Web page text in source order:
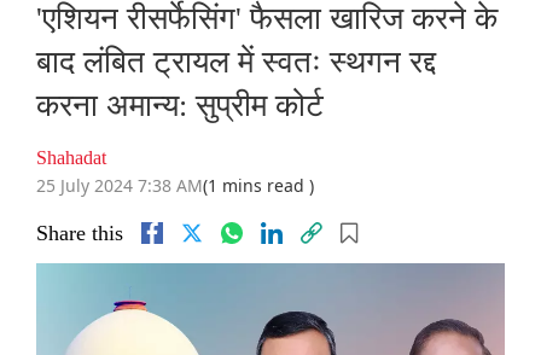
'एशियन रीसर्फेसिंग' फैसला खारिज करने के
बाद लंबित ट्रायल में स्वतः स्थगन रद्द
करना अमान्य: सुप्रीम कोर्ट
Shahadat
25 July 2024 7:38 AM(1 mins read )
Share this